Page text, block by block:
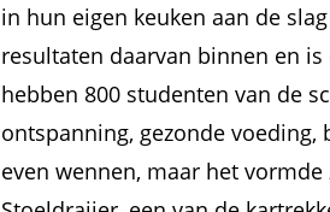
in hun eigen keuken aan de
resultaten daarvan binnen en
hebben 800 studenten van de
ontspanning, gezonde
even wennen, maar het